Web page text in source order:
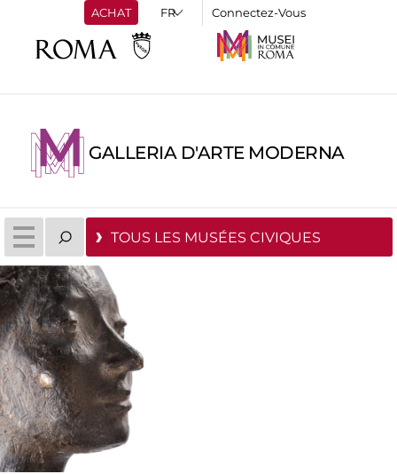
ACHAT Connectez-Vous
GALLERIA D'ARTE MODERNA
TOUS LES MUSÉES CIVIQUES